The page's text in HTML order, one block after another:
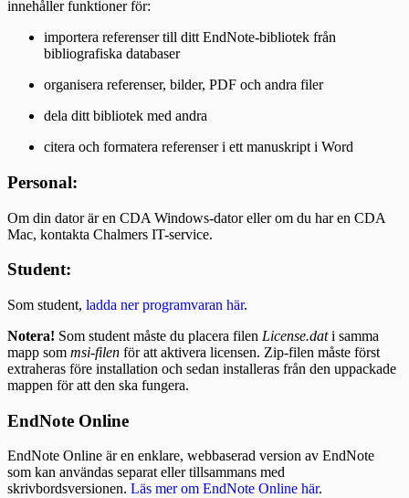
innehåller funktioner för:
importera referenser till ditt EndNote-bibliotek från
bibliografiska databaser
organisera referenser, bilder, PDF och andra filer
dela ditt bibliotek med andra
citera och formatera referenser i ett manuskript i Word
Personal:
Om din dator är en CDA Windows-dator eller om du har en CDA
Mac, kontakta Chalmers IT-service.
Student:
Som student, ladda ner programvaran här.
Notera! Som student måste du placera filen License.dati samma
mapp som msi-filen för att aktivera licensen. Zip-filen måste först
extraheras före installation och sedan installeras från den uppackade
mappen för att den ska fungera.
EndNote Online
EndNote Online är en enklare, webbaserad version av EndNote
som kan användas separat eller tillsammans med
skrivbordsversionen. Läs mer om EndNote Online här.